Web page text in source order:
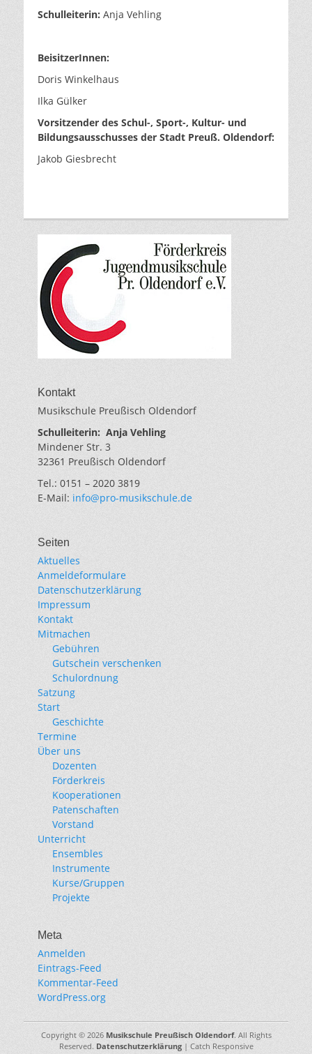
Schulleiterin: Anja Vehling
BeisitzerInnen:
Doris Winkelhaus
Ilka Gülker
Vorsitzender des Schul-, Sport-, Kultur- und
Bildungsausschusses der Stadt Preuß. Oldendorf:
Jakob Giesbrecht
Kontakt
Musikschule Preußisch Oldendorf
Schulleiterin: Anja Vehling
Mindener Str. 3
32361 Preußisch Oldendorf
Tel.: 0151 – 2020 3819
E-Mail: info@pro-musikschule.de
Seiten
Aktuelles
Anmeldeformulare
Datenschutzerklärung
Impressum
Kontakt
Mitmachen
Gebühren
Gutschein verschenken
Schulordnung
Satzung
Start
Geschichte
Termine
Über uns
Dozenten
Förderkreis
Kooperationen
Patenschaften
Vorstand
Unterricht
Ensembles
Instrumente
Kurse/Gruppen
Projekte
Meta
Anmelden
Eintrags-Feed
Kommentar-Feed
WordPress.org
Copyright © 2026 Musikschule Preußisch Oldendorf. All Rights
Reserved. Datenschutzerklärung| Catch Responsive